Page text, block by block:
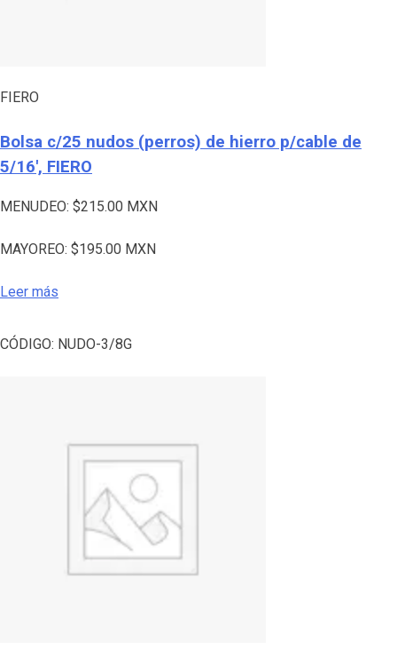
FIERO
Bolsa c/25 nudos (perros) de hierro p/cable de
5/16′, FIERO
MENUDEO: $215.00 MXN
MAYOREO: $195.00 MXN
Leer más
CÓDIGO: NUDO-3/8G